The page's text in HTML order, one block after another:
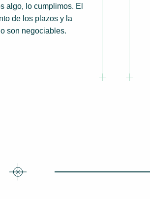
algo, lo cumplimos. El
de los plazos y la
son negociables.